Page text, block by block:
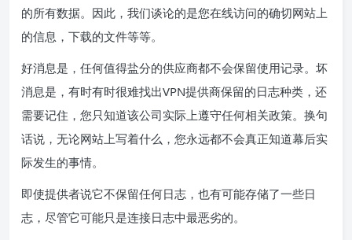
的所有数据。因此，我们谈论的是您在线访问的确切网站上
的信息，下载的文件等等。
好消息是，任何值得盐分的供应商都不会保留使用记录。坏
消息是，有时有时很难找出VPN提供商保留的日志种类，还
需要记住，您只知道该公司实际上遵守任何相关政策。换句
话说，无论网站上写着什么，您永远都不会真正知道幕后实
际发生的事情。
即使提供者说它不保留任何日志，也有可能存储了一些日
志，尽管它可能只是连接日志中最恶劣的。